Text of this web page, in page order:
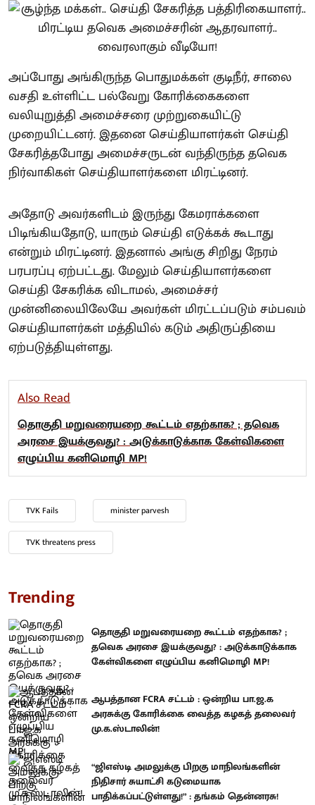
அப்போது அங்கிருந்த பொதுமக்கள் குடிநீர், சாலை
வசதி உள்ளிட்ட பல்வேறு கோரிக்கைகளை
வலியுறுத்தி அமைச்சரை முற்றுகையிட்டு
முறையிட்டனர். இதனை செய்தியாளர்கள் செய்தி
சேகரித்தபோது அமைச்சருடன் வந்திருந்த தவெக
நிர்வாகிகள் செய்தியாளர்களை மிரட்டினர்.
அதோடு அவர்களிடம் இருந்து கேமராக்களை
பிடிங்கியதோடு, யாரும் செய்தி எடுக்கக் கூடாது
என்றும் மிரட்டினர். இதனால் அங்கு சிறிது நேரம்
பரபரப்பு ஏற்பட்டது. மேலும் செய்தியாளர்களை
செய்தி சேகரிக்க விடாமல், அமைச்சர்
முன்னிலையிலேயே அவர்கள் மிரட்டப்படும் சம்பவம்
செய்தியாளர்கள் மத்தியில் கடும் அதிருப்தியை
ஏற்படுத்தியுள்ளது.
Also Read
தொகுதி மறுவரையறை கூட்டம் எதற்காக? ; தவெக
அரசை இயக்குவது? : அடுக்காடுக்காக கேள்விகளை
எழுப்பிய கனிமொழி MP!
TVK Fails minister parvesh
TVK threatens press
Trending
தொகுதி மறுவரையறை கூட்டம் எதற்காக? ;
தவெக அரசை இயக்குவது? : அடுக்காடுக்காக
கேள்விகளை எழுப்பிய கனிமொழி MP!
ஆபத்தான FCRA சட்டம் : ஒன்றிய பா.ஜ.க
அரசுக்கு கோரிக்கை வைத்த கழகத் தலைவர்
மு.க.ஸ்டாலின்!
“ஜிஎஸ்டி அமலுக்கு பிறகு மாநிலங்களின்
நிதிசார் சுயாட்சி கடுமையாக
பாதிக்கப்பட்டுள்ளது!” : தங்கம் தென்னரசு!